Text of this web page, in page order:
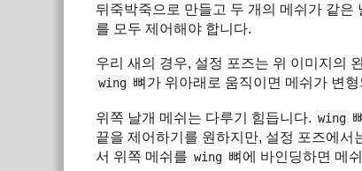
뒤죽박죽으로 만들고 두 개의 메쉬가 같은
를 모두 제어해야 합니다.
우리 새의 경우, 설정 포즈는 위 이미지의
wing 뼈가 위아래로 움직이면 메쉬가 변
위쪽 날개 메쉬는 다루기 힘듭니다. wing
끝을 제어하기를 원하지만, 설정 포즈에서
서 위쪽 메쉬를 wing 뼈에 바인딩하면 메